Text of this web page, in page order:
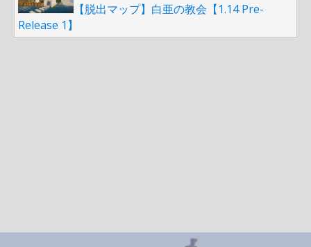
【脱出マップ】白亜の教会【1.14 Pre-
Release 1】